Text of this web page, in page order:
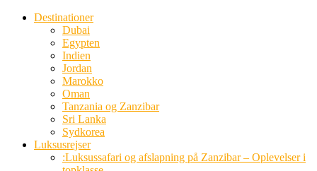
Destinationer
Dubai
Egypten
Indien
Jordan
Marokko
Oman
Tanzania og Zanzibar
Sri Lanka
Sydkorea
Luksusrejser
:Luksussafari og afslapning på Zanzibar – Oplevelser i